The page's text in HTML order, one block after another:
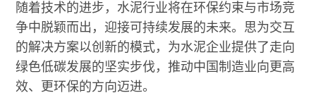
随着技术的进步，水泥行业将在环保约束与市场竞
争中脱颖而出，迎接可持续发展的未来。思为交互
的解决方案以创新的模式，为水泥企业提供了走向
绿色低碳发展的坚实步伐，推动中国制造业向更高
效、更环保的方向迈进。